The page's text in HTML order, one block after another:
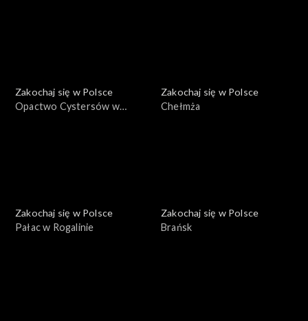
Zakochaj się w Polsce
Opactwo Cystersów w
Zakochaj się w Polsce
Chełmża
Zakochaj się w Polsce
Pałac w Rogalinie
Zakochaj się w Polsce
Brańsk